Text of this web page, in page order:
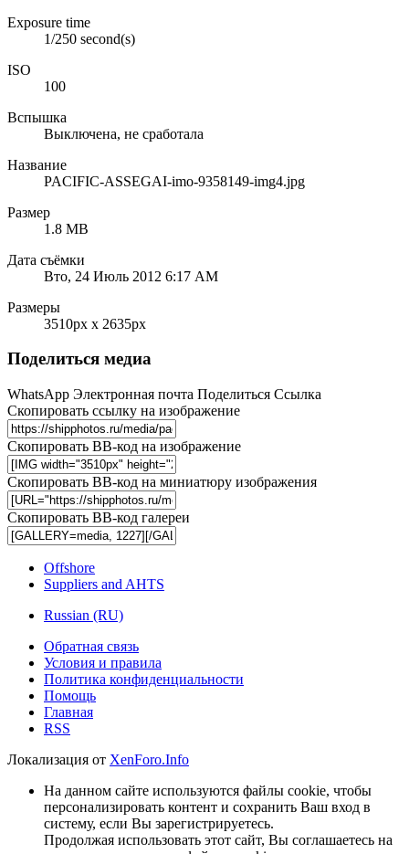
Exposure time
1/250 second(s)
ISO
100
Вспышка
Выключена, не сработала
Название
PACIFIC-ASSEGAI-imo-9358149-img4.jpg
Размер
1.8 MB
Дата съёмки
Вто, 24 Июль 2012 6:17 AM
Размеры
3510px x 2635px
Поделиться медиа
WhatsApp Электронная почта Поделиться Ссылка
Скопировать ссылку на изображение
Скопировать BB-код на изображение
Скопировать BB-код на миниатюру изображения
Скопировать BB-код галереи
Offshore
Suppliers and AHTS
Russian (RU)
Обратная связь
Условия и правила
Политика конфиденциальности
Помощь
Главная
RSS
Локализация от XenForo.Info
На данном сайте используются файлы cookie, чтобы
персонализировать контент и сохранить Ваш вход в
систему, если Вы зарегистрируетесь.
Продолжая использовать этот сайт, Вы соглашаетесь на